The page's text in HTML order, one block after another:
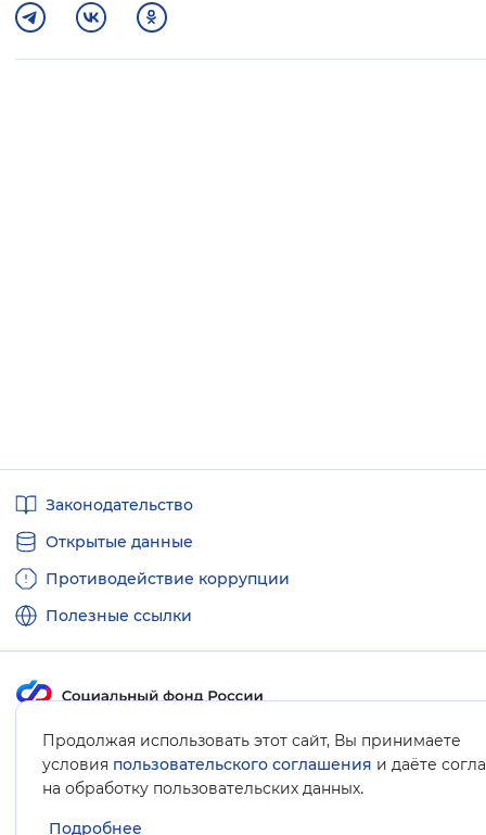
Продолжая использовать этот сайт, Вы принимаете
условия пользовательского соглашения и даёте
на обработку пользовательских данных.
Подробнее
ссылкиЗаконодательство
Открытые данные
Противодействие коррупции
Полезные ссылки
Карта сайта